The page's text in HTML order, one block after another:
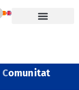
Comunitat